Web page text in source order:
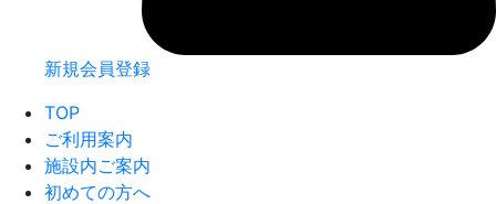
新規会員登録
TOP
ご利用案内
施設内ご案内
初めての方へ